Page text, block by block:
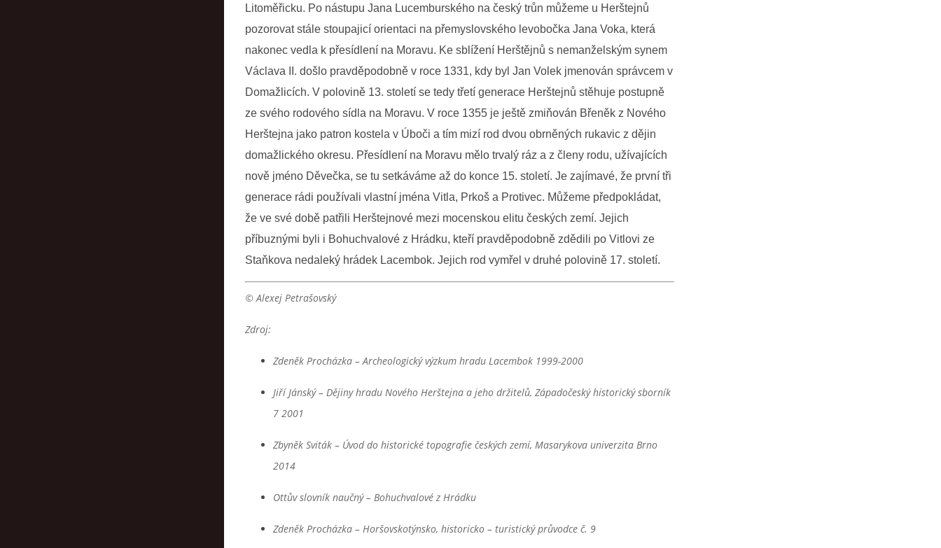
Litoměřicku. Po nástupu Jana Lucemburského na český trůn můžeme u Herštejnů
pozorovat stále stoupajicí orientaci na přemyslovského levobočka Jana Voka, která
nakonec vedla k přesídlení na Moravu. Ke sblížení Herštějnů s nemanželským synem
Václava II. došlo pravděpodobně v roce 1331, kdy byl Jan Volek jmenován správcem v
Domažlicích. V polovině 13. století se tedy třetí generace Herštejnů stěhuje postupně
ze svého rodového sídla na Moravu. V roce 1355 je ještě zmiňován Břeněk z Nového
Herštejna jako patron kostela v Úboči a tím mizí rod dvou obrněných rukavic z dějin
domažlického okresu. Přesídlení na Moravu mělo trvalý ráz a z členy rodu, užívajících
nově jméno Děvečka, se tu setkáváme až do konce 15. století. Je zajímavé, že první tři
generace rádi používali vlastní jména Vitla, Prkoš a Protivec. Můžeme předpokládat,
že ve své době patřili Herštejnové mezi mocenskou elitu českých zemí. Jejich
příbuznými byli i Bohuchvalové z Hrádku, kteří pravděpodobně zdědili po Vitlovi ze
Staňkova nedaleký hrádek Lacembok. Jejich rod vymřel v druhé polovině 17. století.
© Alexej Petrašovský
Zdroj:
Zdeněk Procházka – Archeologický výzkum hradu Lacembok 1999-2000
Jiří Jánský – Dějiny hradu Nového Herštejna a jeho držitelů, Západočeský historický sborník
7 2001
Zbyněk Sviták – Úvod do historické topografie českých zemí, Masarykova univerzita Brno
2014
Ottův slovník naučný – Bohuchvalové z Hrádku
Zdeněk Procházka – Horšovskotýnsko, historicko – turistický průvodce č. 9